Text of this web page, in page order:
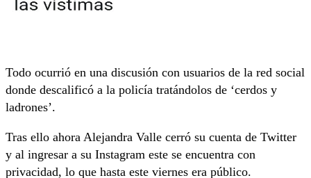
Todo ocurrió en una discusión con usuarios de la red social
donde descalificó a la policía tratándolos de ‘cerdos y
ladrones’.
Tras ello ahora Alejandra Valle cerró su cuenta de Twitter
y al ingresar a su Instagram este se encuentra con
privacidad, lo que hasta este viernes era público.